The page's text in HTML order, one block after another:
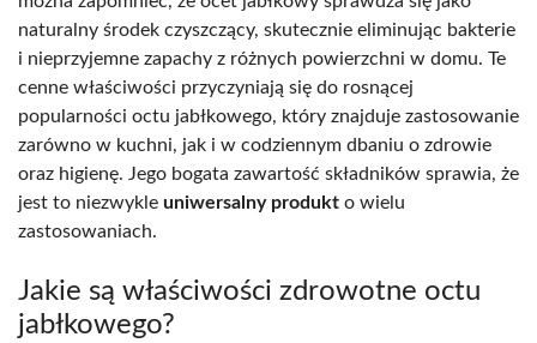
naturalny środek czyszczący, skutecznie eliminując bakterie
i nieprzyjemne zapachy z różnych powierzchni w domu. Te
cenne właściwości przyczyniają się do rosnącej
popularności octu jabłkowego, który znajduje zastosowanie
zarówno w kuchni, jak i w codziennym dbaniu o zdrowie
oraz higienę. Jego bogata zawartość składników sprawia, że
jest to niezwykle uniwersalny produkt o wielu
zastosowaniach.
Jakie są właściwości zdrowotne octu
jabłkowego?